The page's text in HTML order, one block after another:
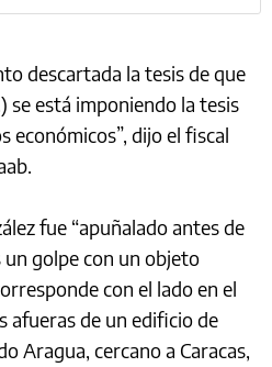
descartada la tesis de que
se está imponiendo la tesis
económicos”, dijo el fiscal
fue “apuñalado antes de
un golpe con un objeto
con el lado en el
afueras de un edificio de
Aragua, cercano a Caracas,